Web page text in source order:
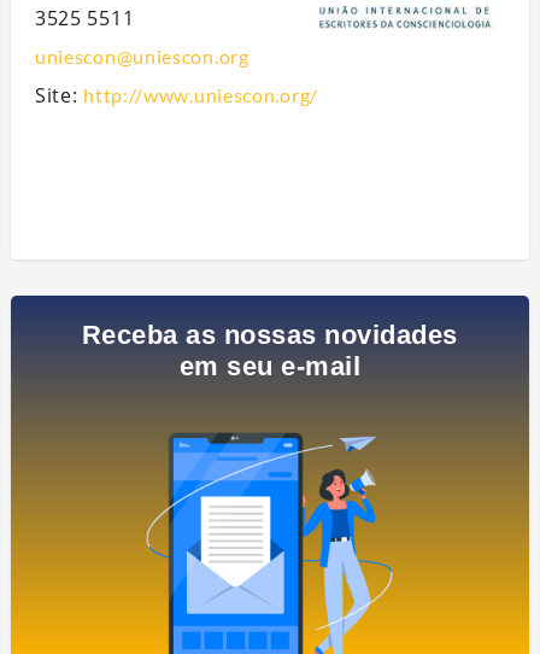
3525 5511
uniescon@uniescon.org
Site: http://www.uniescon.org/
Receba as nossas novidades
em seu e-mail